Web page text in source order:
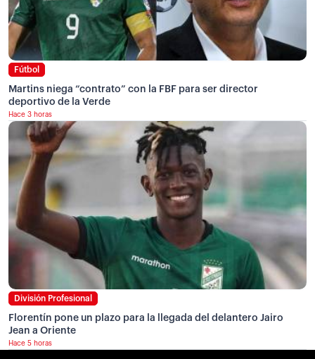
Fútbol
Martins niega “contrato” con la FBF para ser director
deportivo de la Verde
Hace 3 horas
División Profesional
Florentín pone un plazo para la llegada del delantero Jairo
Jean a Oriente
Hace 5 horas